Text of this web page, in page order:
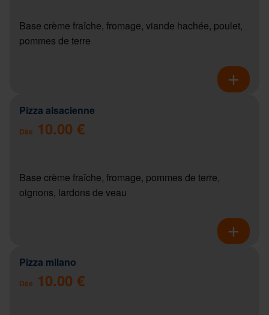
Base crème fraîche, fromage, viande hachée, poulet,
pommes de terre
Pizza alsacienne
Dès 10.00 €
Base crème fraîche, fromage, pommes de terre,
oignons, lardons de veau
Pizza milano
Dès 10.00 €